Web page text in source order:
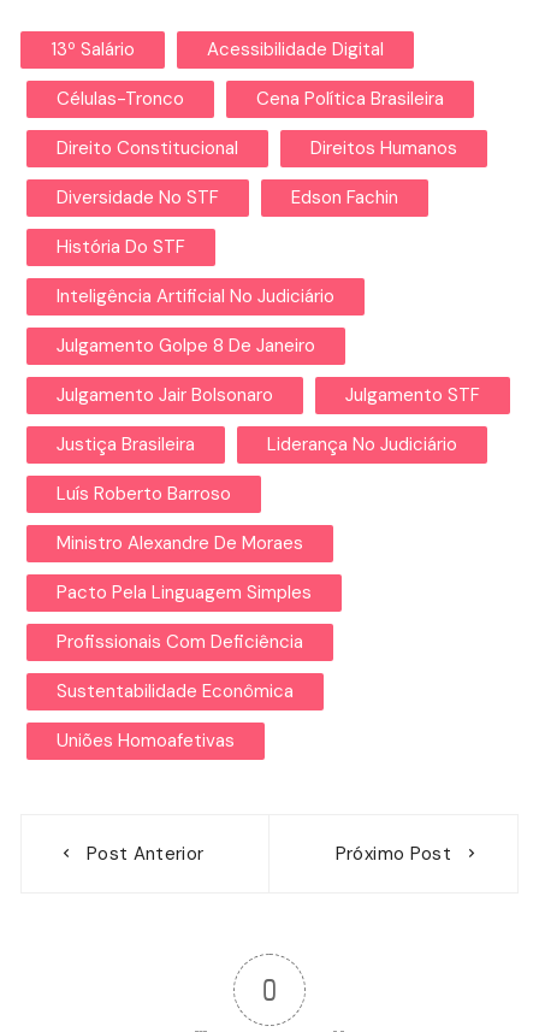
13º Salário Acessibilidade Digital
Células-Tronco Cena Política Brasileira
Direito Constitucional Direitos Humanos
Diversidade No STF Edson Fachin
História Do STF
Inteligência Artificial No Judiciário
Julgamento Golpe 8 De Janeiro
Julgamento Jair Bolsonaro Julgamento STF
Justiça Brasileira Liderança No Judiciário
Luís Roberto Barroso
Ministro Alexandre De Moraes
Pacto Pela Linguagem Simples
Profissionais Com Deficiência
Sustentabilidade Econômica
Uniões Homoafetivas
Post Anterior Próximo Post
0